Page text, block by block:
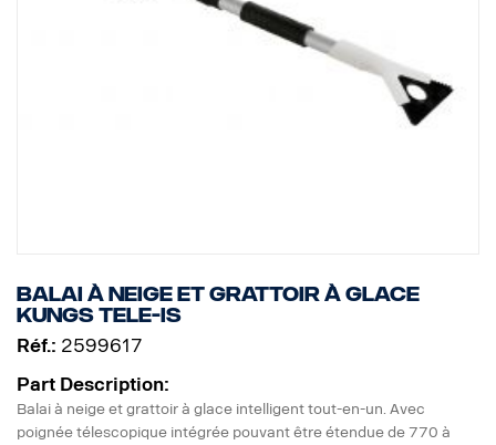
Balai à neige et grattoir à glace
Kungs Tele-Is
Réf.: 2599617
Part Description:
Balai à neige et grattoir à glace intelligent tout-en-un. Avec
poignée télescopique intégrée pouvant être étendue de 770 à